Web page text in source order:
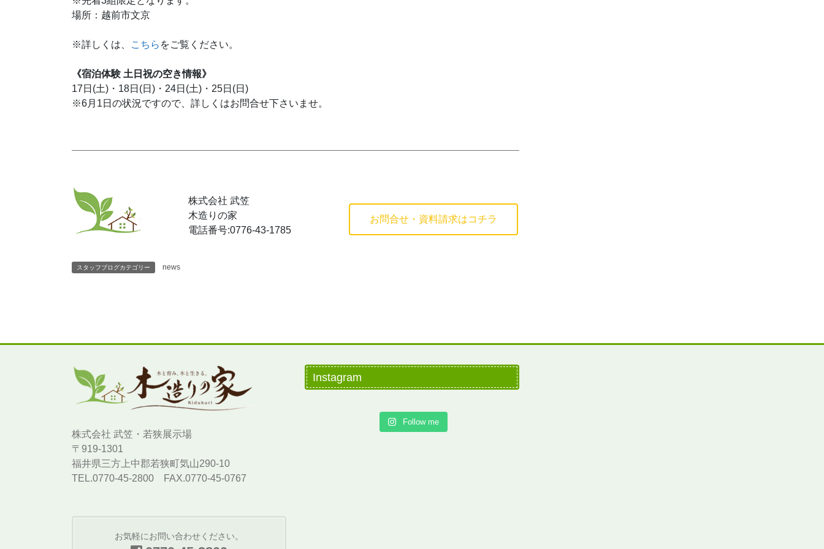
場所：越前市文京
※詳しくは、 こちら をご覧ください。
《宿泊体験 土日祝の空き情報》
17日(土)・18日(日)・24日(土)・25日(日)
※6月1日の状況ですので、詳しくはお問合せ下さいませ。
株式会社 武笠
木造りの家
電話番号:0776-43-1785
お問合せ・資料請求はコチラ
スタッフブログカテゴリー news
株式会社 武笠・若狭展示場
〒919-1301
福井県三方上中郡若狭町気山290-10
TEL.0770-45-2800 FAX.0770-45-0767
お気軽にお問い合わせください。
Instagram
Follow me